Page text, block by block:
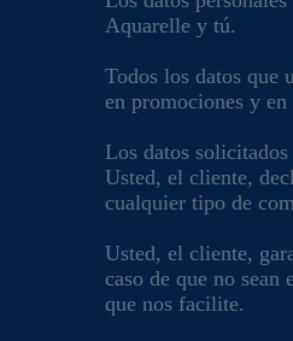
Aquarelle y tú.
Todos los datos que
en promociones y en
Los datos
Usted, el cliente,
cualquier tipo de
Usted, el cliente,
caso de que no sean
que nos facilite.